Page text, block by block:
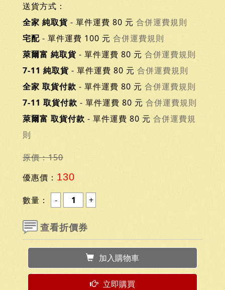
送貨方式：
全家 純取貨 - 單件運費 80 元 合併運費規則
宅配 - 單件運費 100 元 合併運費規則
萊爾富 純取貨 - 單件運費 80 元 合併運費規則
7-11 純取貨 - 單件運費 80 元 合併運費規則
全家 取貨付款 - 單件運費 80 元 合併運費規則
7-11 取貨付款 - 單件運費 80 元 合併運費規則
萊爾富 取貨付款 - 單件運費 80 元 合併運費規
則
原價：150
優惠價： 130
數量：
查看折價券
加入購物車
立即購買